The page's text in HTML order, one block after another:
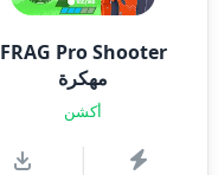
FRAG Pro Shooter
مهكرة
أكشن